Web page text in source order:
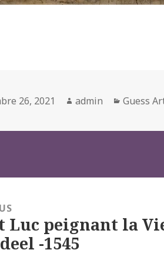
26, 2021 Author
admin Guess
Luc peignant la
-1545